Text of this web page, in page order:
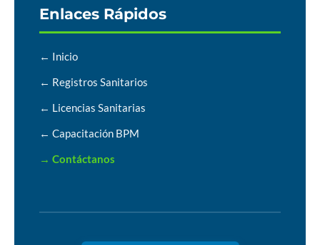
Enlaces Rápidos
← Inicio
← Registros Sanitarios
← Licencias Sanitarias
← Capacitación BPM
→ Contáctanos